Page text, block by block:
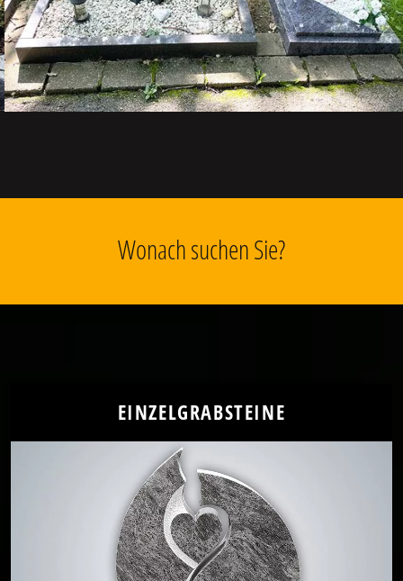
Wonach suchen Sie?
EINZELGRABSTEINE